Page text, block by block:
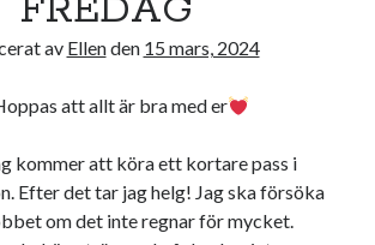
min blogg! Jag heter Ellen och är född 1996. På
följa min resa med hästarna, från ponnytävlingar i
FREDAG
av Ellenden 15 mars, 2024
att allt är bra med er
kommer att köra ett kortare pass i
Efter det tar jag helg! Jag ska försöka
om det inte regnar för mycket.